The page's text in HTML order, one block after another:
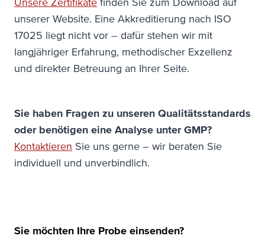
Unsere Zertifikate finden Sie zum Download auf
unserer Website. Eine Akkreditierung nach ISO
17025 liegt nicht vor – dafür stehen wir mit
langjähriger Erfahrung, methodischer Exzellenz
und direkter Betreuung an Ihrer Seite.
Sie haben Fragen zu unseren Qualitätsstandards
oder benötigen eine Analyse unter GMP?
Kontaktieren Sie uns gerne – wir beraten Sie
individuell und unverbindlich.
Sie möchten Ihre Probe einsenden?